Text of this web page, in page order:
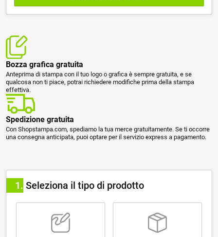
Bozza grafica gratuita
Anteprima di stampa con il tuo logo o grafica è sempre gratuita, e se
qualcosa non ti piace, potrai richiedere modifiche prima della stampa
effettiva.
Spedizione gratuita
Con Shopstampa.com, spediamo la tua merce gratuitamente. Se ti occorre
una consegna anticipata, puoi optare per il servizio express a pagamento.
1 Seleziona il tipo di prodotto